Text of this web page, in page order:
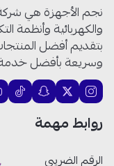
نجم الأجهزة هي شركة
بتقديم أفضل
وسريعة بأفضل خدمة
روابط مهمة
الرقم الضريبي